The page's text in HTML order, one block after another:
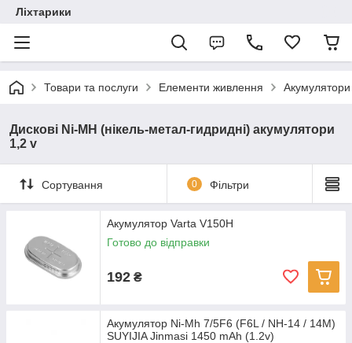
Ліхтарики
Товари та послуги Елементи живлення Акумулятори
Дискові Ni-MH (нікель-метал-гидридні) акумулятори
1,2 v
Сортування 0 Фільтри
Акумулятор Varta V150H
Готово до відправки
192 ₴
Акумулятор Ni-Mh 7/5F6 (F6L / NH-14 / 14M)
SUYIJIA Jinmasi 1450 mAh (1.2v)